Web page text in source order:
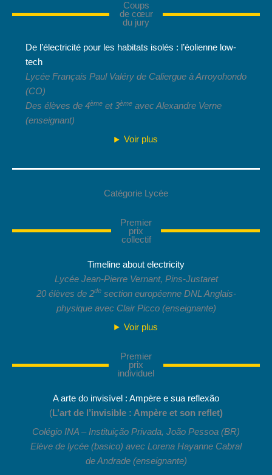
Coups
de cœur
du jury
De l’électricité pour les habitats isolés : l’éolienne low-
tech
Lycée Français Paul Valéry de Caliergue à Arroyohondo
(CO)
Des élèves de 4èmeet 3èmeavec Alexandre Verne
(enseignant)
Voir plus
Catégorie Lycée
Premier
prix
collectif
Timeline about electricity
Lycée Jean-Pierre Vernant, Pins-Justaret
20 élèves de 2desection européenne DNL Anglais-
physique avec Clair Picco(enseignante)
Voir plus
Premier
prix
individuel
A arte do invisível : Ampère e sua reflexão
(L’art de l’invisible : Ampère et son reflet)
Colégio INA – Instituição Privada, João Pessoa (BR)
Elève de lycée (basico) avec Lorena Hayanne Cabral
de Andrade (enseignante)